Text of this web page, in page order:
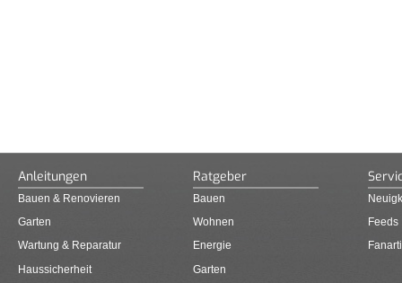
Anleitungen
Bauen & Renovieren
Garten
Wartung & Reparatur
Haussicherheit
Ratgeber
Bauen
Wohnen
Energie
Garten
Feeds